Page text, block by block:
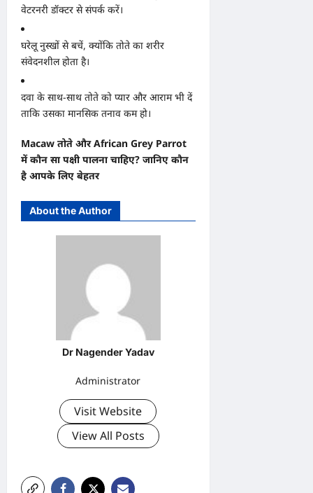
वेटरनरी डॉक्टर से संपर्क करें।
घरेलू नुस्खों से बचें, क्योंकि तोते का शरीर
संवेदनशील होता है।
दवा के साथ-साथ तोते को प्यार और आराम भी दें
ताकि उसका मानसिक तनाव कम हो।
Macaw तोते और African Grey Parrot
में कौन सा पक्षी पालना चाहिए? जानिए कौन
है आपके लिए बेहतर
About the Author
Dr Nagender Yadav
Administrator
Visit Website
View All Posts